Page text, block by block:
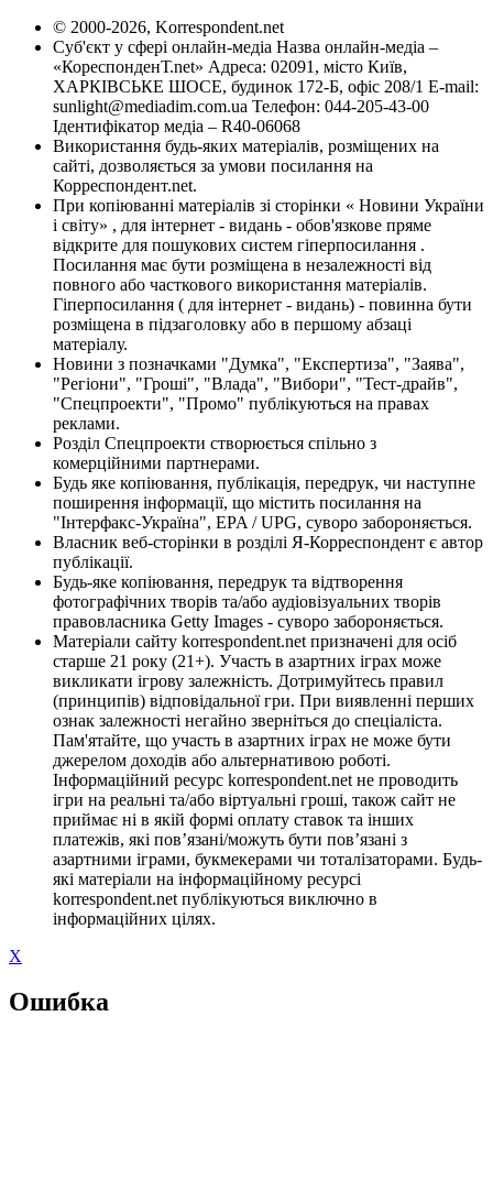
© 2000-2026, Korrespondent.net
Суб'єкт у сфері онлайн-медіа Назва онлайн-медіа –
«КореспонденТ.net» Адреса: 02091, місто Київ,
ХАРКІВСЬКЕ ШОСЕ, будинок 172-Б, офіс 208/1 E-mail:
sunlight@mediadim.com.ua Телефон: 044-205-43-00
Ідентифікатор медіа – R40-06068
Використання будь-яких матеріалів, розміщених на
сайті, дозволяється за умови посилання на
Корреспондент.net.
При копіюванні матеріалів зі сторінки « Новини України
і світу» , для інтернет - видань - обов'язкове пряме
відкрите для пошукових систем гіперпосилання .
Посилання має бути розміщена в незалежності від
повного або часткового використання матеріалів.
Гіперпосилання ( для інтернет - видань) - повинна бути
розміщена в підзаголовку або в першому абзаці
матеріалу.
Новини з позначками "Думка", "Експертиза", "Заява",
"Регіони", "Гроші", "Влада", "Вибори", "Тест-драйв",
"Спецпроекти", "Промо" публікуються на правах
реклами.
Розділ Спецпроекти створюється спільно з
комерційними партнерами.
Будь яке копіювання, публікація, передрук, чи наступне
поширення інформації, що містить посилання на
"Інтерфакс-Україна", EPA / UPG, суворо забороняється.
Власник веб-сторінки в розділі Я-Корреспондент є автор
публікації.
Будь-яке копіювання, передрук та відтворення
фотографічних творів та/або аудіовізуальних творів
правовласника Getty Images - суворо забороняється.
Матеріали сайту korrespondent.net призначені для осіб
старше 21 року (21+). Участь в азартних іграх може
викликати ігрову залежність. Дотримуйтесь правил
(принципів) відповідальної гри. При виявленні перших
ознак залежності негайно зверніться до спеціаліста.
Пам'ятайте, що участь в азартних іграх не може бути
джерелом доходів або альтернативою роботі.
Інформаційний ресурс korrespondent.net не проводить
ігри на реальні та/або віртуальні гроші, також сайт не
приймає ні в якій формі оплату ставок та інших
платежів, які пов’язані/можуть бути пов’язані з
азартними іграми, букмекерами чи тоталізаторами. Будь-
які матеріали на інформаційному ресурсі
korrespondent.net публікуються виключно в
інформаційних цілях.
X
Ошибка